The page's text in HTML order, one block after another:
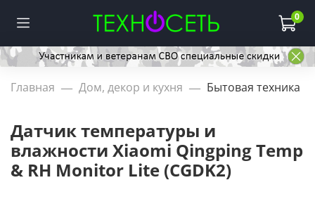
0
Главная Дом, декор и кухня Бытовая техника
Датчик температуры и
влажности Xiaomi Qingping Temp
& RH Monitor Lite (CGDK2)